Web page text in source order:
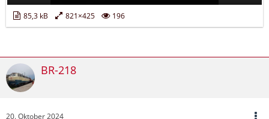
85,3 kB 821×425 196
BR-218
20. Oktober 2024